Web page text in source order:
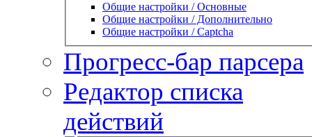
Общие настройки / Основные
Общие настройки / Дополнительно
Общие настройки / Captcha
Прогресс-бар парсера
Редактор списка
действий